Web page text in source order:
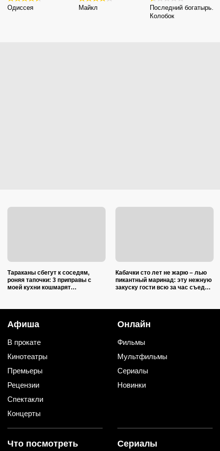
Одиссея Майкл
Последний богатырь.
Колобок
Тараканы сбегут к соседям,
роняя тапочки: 3 приправы с
моей кухни кошмарят
Кабачки сто лет не жарю – лью
пикантный маринад: эту нежную
закуску гости всю за час съедят
Афиша
В прокате
Кинотеатры
Премьеры
Рецензии
Спектакли
Концерты
Онлайн
Фильмы
Мультфильмы
Сериалы
Новинки
Что посмотреть Сериалы